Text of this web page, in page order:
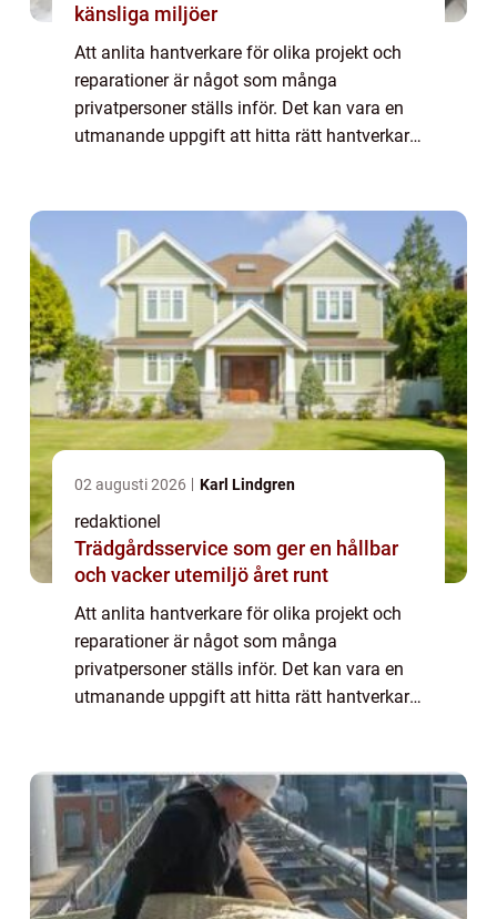
känsliga miljöer
Att anlita hantverkare för olika projekt och
reparationer är något som många
privatpersoner ställs inför. Det kan vara en
utmanande uppgift att hitta rätt hantverkare
02 augusti 2026 Karl Lindgren
redaktionel
Trädgårdsservice som ger en hållbar
och vacker utemiljö året runt
Att anlita hantverkare för olika projekt och
reparationer är något som många
privatpersoner ställs inför. Det kan vara en
utmanande uppgift att hitta rätt hantverkare